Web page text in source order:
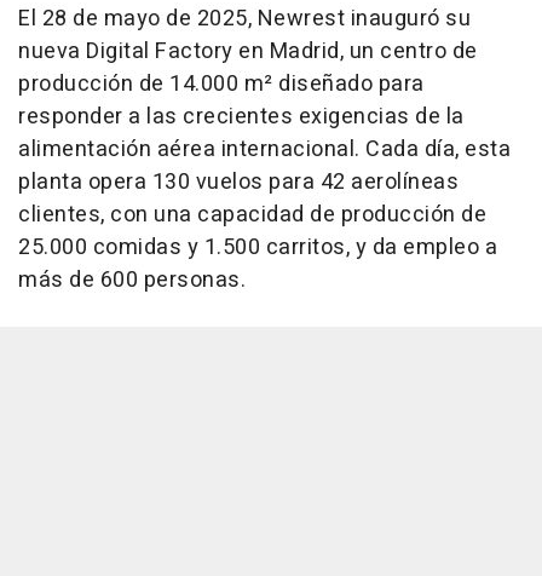
El 28 de mayo de 2025, Newrest inauguró su
nueva Digital Factory en Madrid, un centro de
producción de 14.000 m² diseñado para
responder a las crecientes exigencias de la
alimentación aérea internacional. Cada día, esta
planta opera 130 vuelos para 42 aerolíneas
clientes, con una capacidad de producción de
25.000 comidas y 1.500 carritos, y da empleo a
más de 600 personas.